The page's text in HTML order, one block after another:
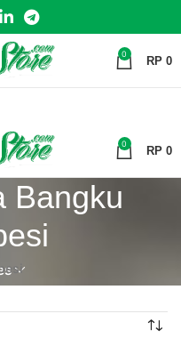
0 RP 0
0 RP 0
Bangku